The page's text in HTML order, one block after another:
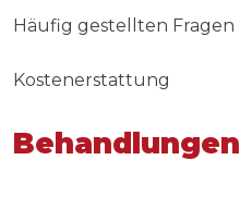
Häufig gestellten Fragen
Kostenerstattung
Behandlungen